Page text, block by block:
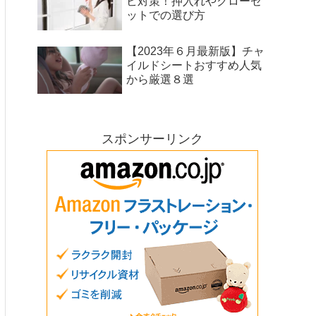
ットでの選び方
【2023年６月最新版】チャ
イルドシートおすすめ人気
から厳選８選
スポンサーリンク